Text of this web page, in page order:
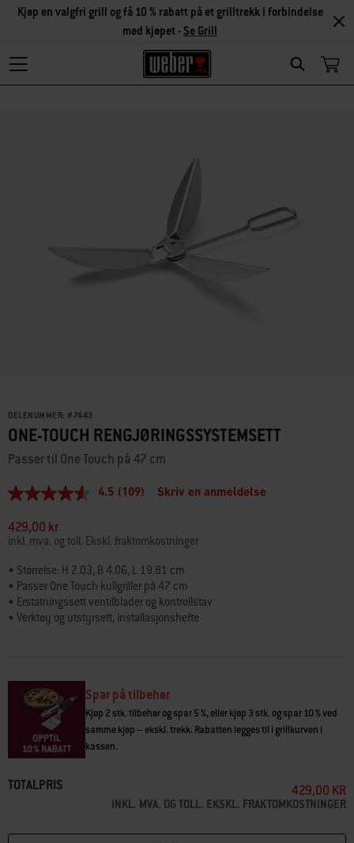
Search
Kjøp en valgfri grill og få 10 % rabatt på et grilltrekk i forbindelse
med kjøpet - Se Grill
DELENUMMER: # 7443
ONE-TOUCH RENGJØRINGSSYSTEMSETT
Passer til One Touch på 47 cm
4.5
5
stjerner,
gjennomsnittlig
vurderingsverdi.
Read
109
Reviews.
Samme
sidelenke.
4.5 (109) Skriv en anmeldelse
429,00 kr
inkl. mva. og toll. Ekskl. fraktomkostninger
• Størrelse: H 2.03, B 4.06, L 19.81 cm
• Passer One Touch kullgriller på 47 cm
• Erstatningssett ventilblader og kontrollstav
• Verktøy og utstyrsett, installasjonshefte
Spar på tilbehør
Kjøp 2 stk. tilbehør og spar 5 %, eller kjøp 3 stk. og spar 10 % ved
samme kjøp – ekskl. trekk. Rabatten legges til i grillkurven i
kassen.
TOTALPRIS 429,00 KR
INKL. MVA. OG TOLL. EKSKL. FRAKTOMKOSTNINGER